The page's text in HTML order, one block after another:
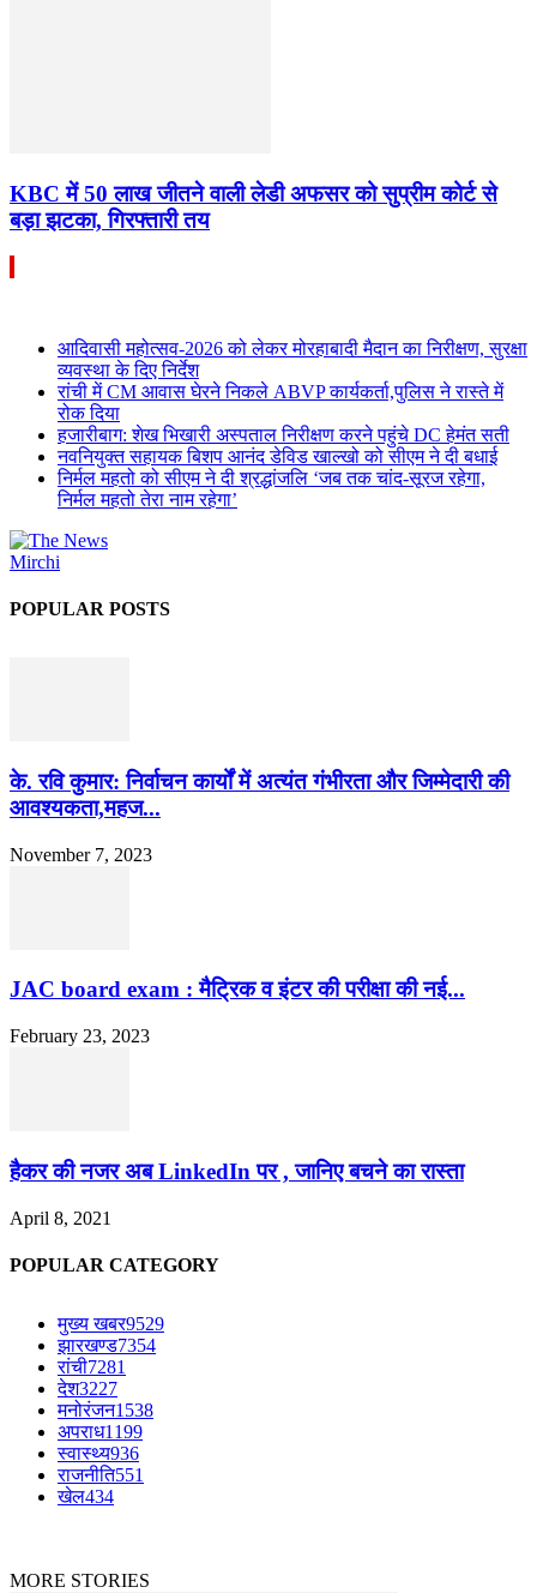
KBC में 50 लाख जीतने वाली लेडी अफसर को सुप्रीम कोर्ट से
बड़ा झटका, गिरफ्तारी तय
आदिवासी महोत्सव-2026 को लेकर मोरहाबादी मैदान का निरीक्षण, सुरक्षा
व्यवस्था के दिए निर्देश
रांची में CM आवास घेरने निकले ABVP कार्यकर्ता,पुलिस ने रास्ते में
रोक दिया
हजारीबाग: शेख भिखारी अस्पताल निरीक्षण करने पहुंचे DC हेमंत सती
नवनियुक्त सहायक बिशप आनंद डेविड खाल्खो को सीएम ने दी बधाई
निर्मल महतो को सीएम ने दी श्रद्धांजलि ‘जब तक चांद-सूरज रहेगा,
निर्मल महतो तेरा नाम रहेगा’
POPULAR POSTS
के. रवि कुमार: निर्वाचन कार्यों में अत्यंत गंभीरता और जिम्मेदारी की
आवश्यकता,महज...
November 7, 2023
JAC board exam : मैट्रिक व इंटर की परीक्षा की नई...
February 23, 2023
हैकर की नजर अब LinkedIn पर , जानिए बचने का रास्ता
April 8, 2021
POPULAR CATEGORY
मुख्य खबर9529
झारखण्ड7354
रांची7281
देश3227
मनोरंजन1538
अपराध1199
स्वास्थ्य936
राजनीति551
खेल434
MORE STORIES